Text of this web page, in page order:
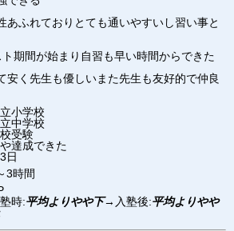
あふれておりとても通いやすいし習い事と
期間が始まり自習も早い時間からできた
安く先生も優しいまた先生も友好的で仲良
小学校
中学校
受験
達成できた
日
3時間
時:平均よりやや下→ 入塾後:平均よりやや